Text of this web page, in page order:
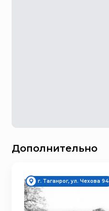
Дополнительно
г. Таганрог, ул. Чехова 94